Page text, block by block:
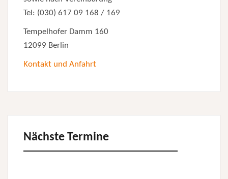
Tel: (030) 617 09 168 / 169
Tempelhofer Damm 160
12099 Berlin
Kontakt und Anfahrt
Nächste Termine